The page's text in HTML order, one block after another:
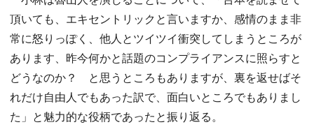
頂いても、エキセントリックと言いますか、感情のまま非
常に怒りっぽく、他人とツイツイ衝突してしまうところが
あります、昨今何かと話題のコンプライアンスに照らすと
どうなのか？ と思うところもありますが、裏を返せばそ
れだけ自由人でもあった訳で、面白いところでもありまし
た」と魅力的な役柄であったと振り返る。